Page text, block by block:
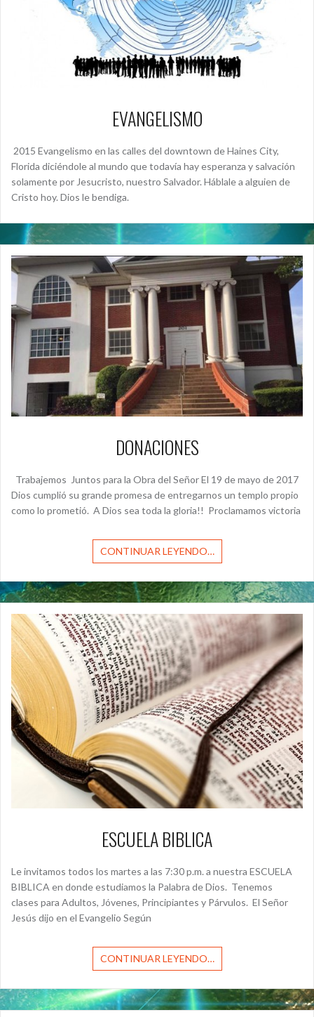
EVANGELISMO
2015 Evangelismo en las calles del downtown de Haines City,
Florida diciéndole al mundo que todavía hay esperanza y salvación
solamente por Jesucristo, nuestro Salvador. Háblale a alguien de
Cristo hoy. Dios le bendiga.
DONACIONES
Trabajemos Juntos para la Obra del Señor El 19 de mayo de 2017
Dios cumplió su grande promesa de entregarnos un templo propio
como lo prometió. A Dios sea toda la gloria!! Proclamamos victoria
CONTINUAR LEYENDO…
ESCUELA BIBLICA
Le invitamos todos los martes a las 7:30 p.m. a nuestra ESCUELA
BIBLICA en donde estudiamos la Palabra de Dios. Tenemos
clases para Adultos, Jóvenes, Principiantes y Párvulos. El Señor
Jesús dijo en el Evangelio Según
CONTINUAR LEYENDO…